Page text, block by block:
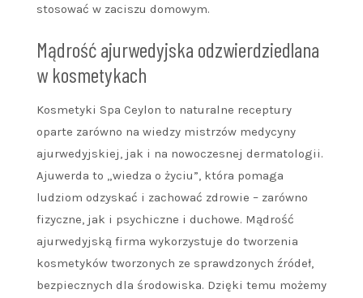
stosować w zaciszu domowym.
Mądrość ajurwedyjska odzwierdziedlana
w kosmetykach
Kosmetyki Spa Ceylon to naturalne receptury
oparte zarówno na wiedzy mistrzów medycyny
ajurwedyjskiej, jak i na nowoczesnej dermatologii.
Ajuwerda to „wiedza o życiu”, która pomaga
ludziom odzyskać i zachować zdrowie – zarówno
fizyczne, jak i psychiczne i duchowe. Mądrość
ajurwedyjską firma wykorzystuje do tworzenia
kosmetyków tworzonych ze sprawdzonych źródeł,
bezpiecznych dla środowiska. Dzięki temu możemy